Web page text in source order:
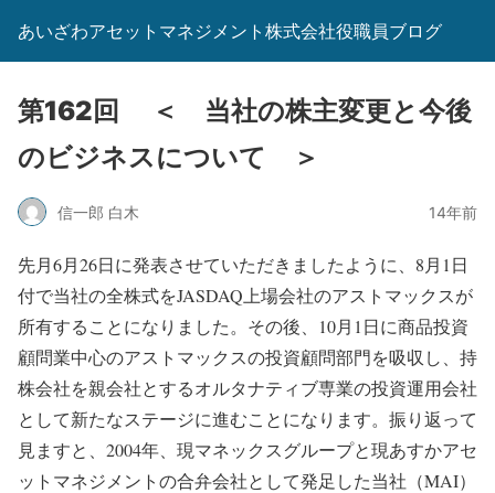
あいざわアセットマネジメント株式会社役職員ブログ
第162回 ＜ 当社の株主変更と今後
のビジネスについて ＞
信一郎 白木 14年前
先月6月26日に発表させていただきましたように、8月1日
付で当社の全株式をJASDAQ上場会社のアストマックスが
所有することになりました。その後、10月1日に商品投資
顧問業中心のアストマックスの投資顧問部門を吸収し、持
株会社を親会社とするオルタナティブ専業の投資運用会社
として新たなステージに進むことになります。振り返って
見ますと、2004年、現マネックスグループと現あすかアセ
ットマネジメントの合弁会社として発足した当社（MAI）